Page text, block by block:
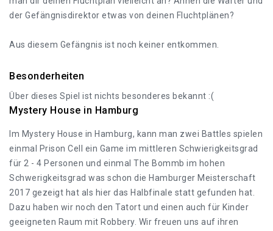
der Gefängnisdirektor etwas von deinen Fluchtplänen?
Aus diesem Gefängnis ist noch keiner entkommen.
Besonderheiten
Über dieses Spiel ist nichts besonderes bekannt :(
Mystery House in Hamburg
Im Mystery House in Hamburg, kann man zwei Battles spielen
einmal Prison Cell ein Game im mittleren Schwierigkeitsgrad
für 2 - 4 Personen und einmal The Bommb im hohen
Schwerigkeitsgrad was schon die Hamburger Meisterschaft
2017 gezeigt hat als hier das Halbfinale statt gefunden hat.
Dazu haben wir noch den Tatort und einen auch für Kinder
geeigneten Raum mit Robbery. Wir freuen uns auf ihren